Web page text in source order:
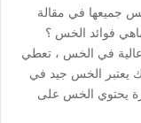
جميعها في مقالة
فوائد الخس ؟
عالية في الخس ، تعطي
يعتبر الخس جيد في
يحتوي الخس على